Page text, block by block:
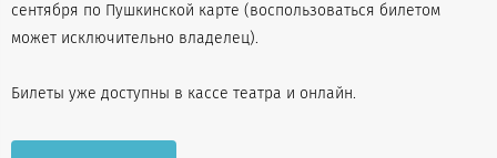
сентября по Пушкинской карте (воспользоваться билетом
может исключительно владелец).
Билеты уже доступны в кассе театра и онлайн.